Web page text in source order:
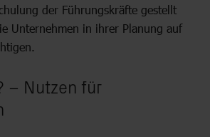
der Führungskräfte gestellt
Unternehmen in ihrer Planung auf
– Nutzen für